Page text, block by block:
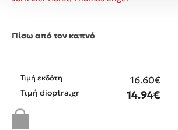
Πίσω από τον καπνό
Τιμή εκδότη 16.60€
Τιμή dioptra.gr 14.94€